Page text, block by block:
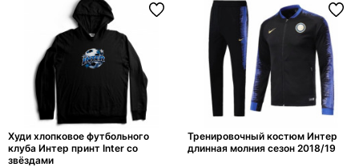
Худи хлопковое футбольного
клуба Интер принт Inter со
звёздами
Тренировочный костюм Интер
длинная молния сезон 2018/19